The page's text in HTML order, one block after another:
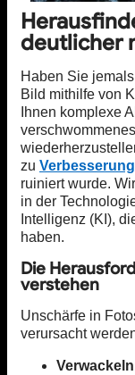
deutlicher
Haben Sie
Bild mithilfe von
Ihnen komplexe
zu
ruiniert wurde.
in der
Intelligenz (KI),
haben.
Die
verstehen
Unschärfe in
verursacht